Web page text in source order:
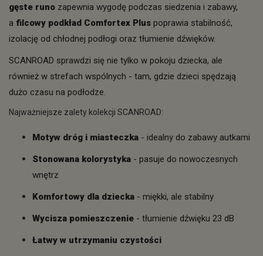
gęste runo zapewnia wygodę podczas siedzenia i zabawy,
a filcowy podkład Comfortex Plus poprawia stabilność,
izolację od chłodnej podłogi oraz tłumienie dźwięków.
SCANROAD sprawdzi się nie tylko w pokoju dziecka, ale
również w strefach wspólnych - tam, gdzie dzieci spędzają
dużo czasu na podłodze.
Najważniejsze zalety kolekcji SCANROAD:
Motyw dróg i miasteczka - idealny do zabawy autkami
Stonowana kolorystyka - pasuje do nowoczesnych
wnętrz
Komfortowy dla dziecka - miękki, ale stabilny
Wycisza pomieszczenie - tłumienie dźwięku 23 dB
Łatwy w utrzymaniu czystości